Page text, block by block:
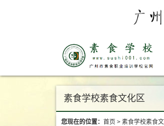
素食学校素食文化区
您现在的位置： 首页 > 素食学校素食